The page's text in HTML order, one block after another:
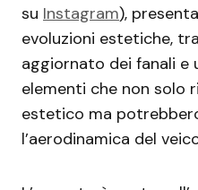
su Instagram),
evoluzioni estetiche,
aggiornato dei fanali e
elementi che non solo
estetico ma
l’aerodinamica del